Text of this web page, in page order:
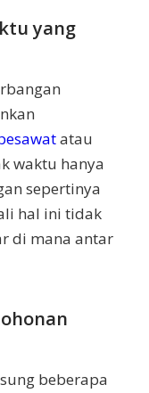
yang
atau
waktu hanya
sepertinya
hal ini tidak
di mana antar
beberapa